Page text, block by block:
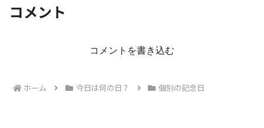
コメント
コメントを書き込む
ホーム 今日は何の日？ 個別の記念日